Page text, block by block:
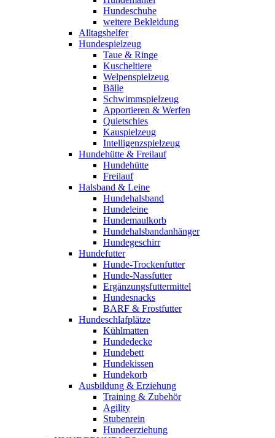
Hundeschuhe
weitere Bekleidung
Alltagshelfer
Hundespielzeug
Taue & Ringe
Kuscheltiere
Welpenspielzeug
Bälle
Schwimmspielzeug
Apportieren & Werfen
Quietschies
Kauspielzeug
Intelligenzspielzeug
Hundehütte & Freilauf
Hundehütte
Freilauf
Halsband & Leine
Hundehalsband
Hundeleine
Hundemaulkorb
Hundehalsbandanhänger
Hundegeschirr
Hundefutter
Hunde-Trockenfutter
Hunde-Nassfutter
Ergänzungsfuttermittel
Hundesnacks
BARF & Frostfutter
Hundeschlafplätze
Kühlmatten
Hundedecke
Hundebett
Hundekissen
Hundekorb
Ausbildung & Erziehung
Training & Zubehör
Agility
Stubenrein
Hundeerziehung